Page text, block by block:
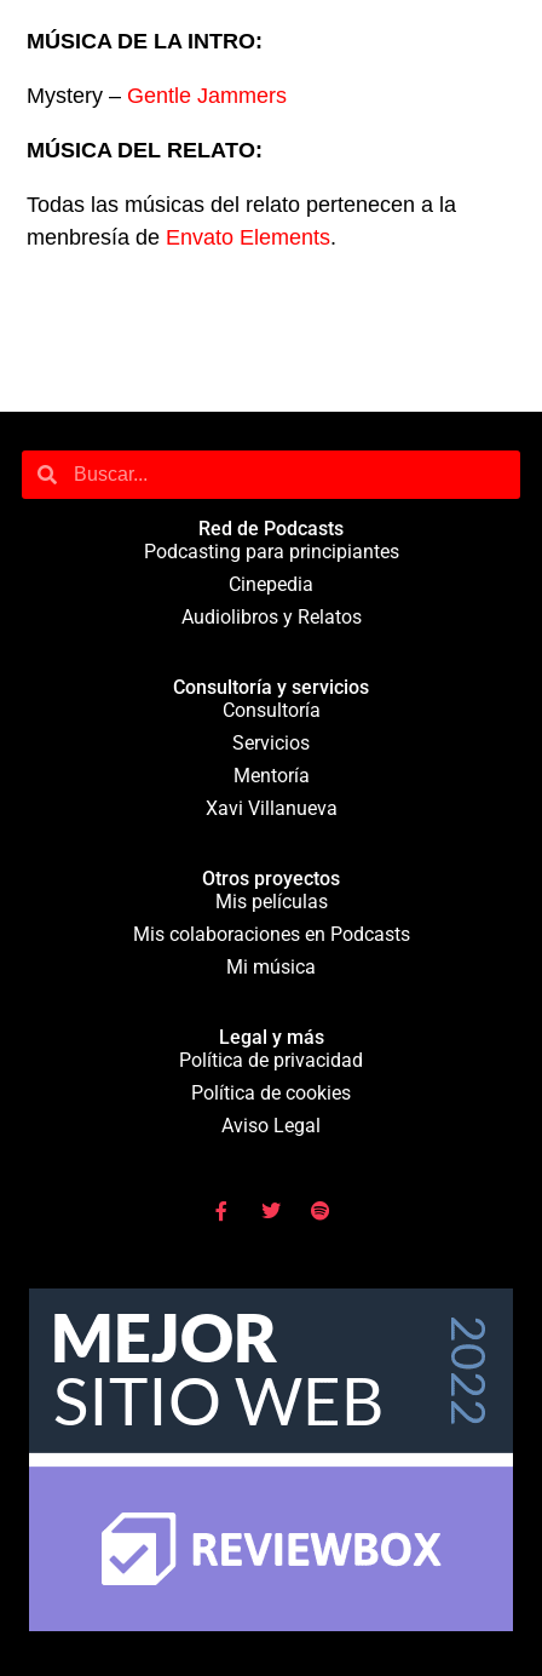
MÚSICA DE LA INTRO:
Mystery – Gentle Jammers
MÚSICA DEL RELATO:
Todas las músicas del relato pertenecen a la
menbresía de Envato Elements.
Red de Podcasts
Podcasting para principiantes
Cinepedia
Audiolibros y Relatos
Consultoría y servicios
Consultoría
Servicios
Mentoría
Xavi Villanueva
Otros proyectos
Mis películas
Mis colaboraciones en Podcasts
Mi música
Legal y más
Política de privacidad
Política de cookies
Aviso Legal